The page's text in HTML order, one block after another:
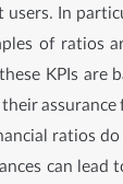
In
of
KPIs
ratios
can